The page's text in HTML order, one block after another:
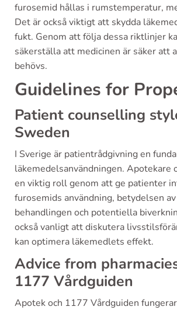
furosemid hållas i rumstemperatur,
Det är också viktigt att skydda
fukt. Genom att följa dessa riktlinjer
säkerställa att medicinen är säker att
behövs.
Guidelines for
Patient counselling
Sweden
I Sverige är patientrådgivning en
läkemedelsanvändningen. Apotekare
en viktig roll genom att ge patienter
furosemids användning, betydelsen
behandlingen och potentiella
också vanligt att diskutera
kan optimera läkemedlets effekt.
Advice from
1177 Vårdguiden
Apotek och 1177 Vårdguiden